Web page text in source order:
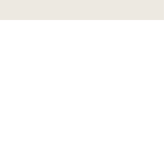
Partager cet événement